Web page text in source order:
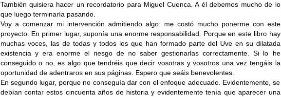
También quisiera hacer un recordatorio para Miguel Cuenca. A él debemos mucho de lo
que luego terminaría pasando.
Voy a comenzar mi intervención admitiendo algo: me costó mucho ponerme con este
proyecto. En primer lugar, suponía una enorme responsabilidad. Porque en este libro hay
muchas voces, las de todas y todos los que han formado parte del Uve en su dilatada
existencia y era enorme el riesgo de no saber gestionarlas correctamente. Si lo he
conseguido o no, es algo que tendréis que decir vosotras y vosotros una vez tengáis la
oportunidad de adentraros en sus páginas. Espero que seáis benevolentes.
En segundo lugar, porque no conseguía dar con el enfoque adecuado. Evidentemente, se
debían contar estos cincuenta años de historia y evidentemente tenía que aparecer una